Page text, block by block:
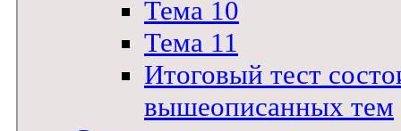
Тема 10
Тема 11
Итоговый тест
вышеописанных тем